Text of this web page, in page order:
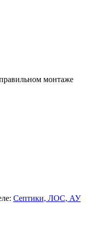
монтаже
Септики, ЛОС, АУ